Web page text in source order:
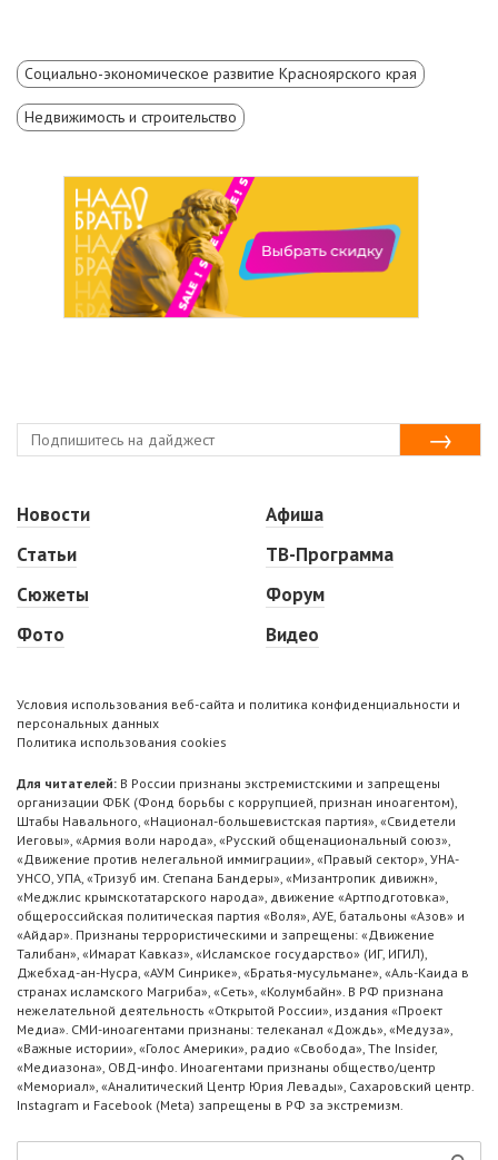
Социально-экономическое развитие Красноярского края
Недвижимость и строительство
Новости
Статьи
Сюжеты
Фото
Афиша
ТВ-Программа
Форум
Видео
Условия использования веб-сайта и политика конфиденциальности и
персональных данных
Политика использования cookies
Для читателей: В России признаны экстремистскими и запрещены
организации ФБК (Фонд борьбы с коррупцией, признан иноагентом),
Штабы Навального, «Национал-большевистская партия», «Свидетели
Иеговы», «Армия воли народа», «Русский общенациональный союз»,
«Движение против нелегальной иммиграции», «Правый сектор», УНА-
УНСО, УПА, «Тризуб им. Степана Бандеры», «Мизантропик дивижн»,
«Меджлис крымскотатарского народа», движение «Артподготовка»,
общероссийская политическая партия «Воля», АУЕ, батальоны «Азов» и
«Айдар». Признаны террористическими и запрещены: «Движение
Талибан», «Имарат Кавказ», «Исламское государство» (ИГ, ИГИЛ),
Джебхад-ан-Нусра, «АУМ Синрике», «Братья-мусульмане», «Аль-Каида в
странах исламского Магриба», «Сеть», «Колумбайн». В РФ признана
нежелательной деятельность «Открытой России», издания «Проект
Медиа». СМИ-иноагентами признаны: телеканал «Дождь», «Медуза»,
«Важные истории», «Голос Америки», радио «Свобода», The Insider,
«Медиазона», ОВД-инфо. Иноагентами признаны общество/центр
«Мемориал», «Аналитический Центр Юрия Левады», Сахаровский центр.
Instagram и Facebook (Metа) запрещены в РФ за экстремизм.